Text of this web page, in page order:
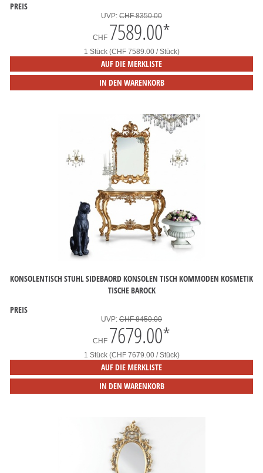
PREIS
UVP: CHF 8350.00
CHF 7589.00*
1 Stück (CHF 7589.00 / Stück)
AUF DIE MERKLISTE
IN DEN WARENKORB
KONSOLENTISCH STUHL SIDEBAORD KONSOLEN TISCH KOMMODEN KOSMETIK
TISCHE BAROCK
PREIS
UVP: CHF 8450.00
CHF 7679.00*
1 Stück (CHF 7679.00 / Stück)
AUF DIE MERKLISTE
IN DEN WARENKORB